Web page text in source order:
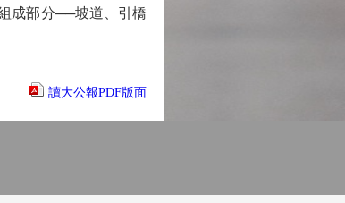
成部分──坡道、引橋
讀大公報PDF版面